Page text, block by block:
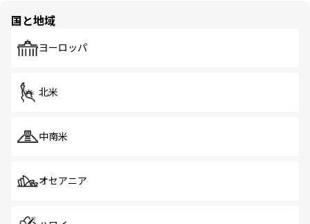
国と地域
ヨーロッパ
北米
中南米
オセアニア